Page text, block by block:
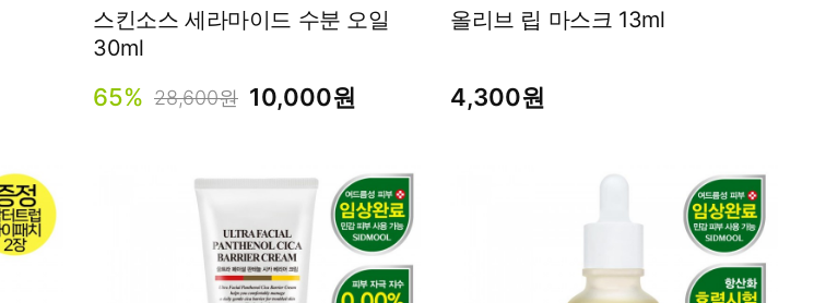
스킨소스 세라마이드 수분 오일
30ml
65% 28,600원 10,000원
올리브 립 마스크 13ml
4,300원